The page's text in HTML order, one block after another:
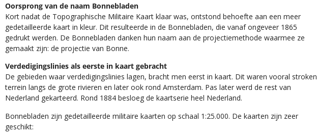
Oorsprong van de naam Bonnebladen
Kort nadat de Topographische Militaire Kaart klaar was, ontstond behoefte aan een meer
gedetailleerde kaart in kleur. Dit resulteerde in de Bonnebladen, die vanaf ongeveer 1865
gedrukt werden. De Bonnebladen danken hun naam aan de projectiemethode waarmee ze
gemaakt zijn: de projectie van Bonne.
Verdedigingslinies als eerste in kaart gebracht
De gebieden waar verdedigingslinies lagen, bracht men eerst in kaart. Dit waren vooral stroken
terrein langs de grote rivieren en later ook rond Amsterdam. Pas later werd de rest van
Nederland gekarteerd. Rond 1884 besloeg de kaartserie heel Nederland.
Bonnebladen zijn gedetailleerde militaire kaarten op schaal 1:25.000. De kaarten zijn zeer
geschikt:​